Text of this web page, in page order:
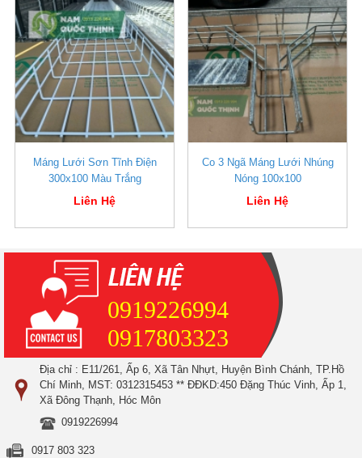
Máng Lưới Sơn Tĩnh Điện
300x100 Màu Trắng
Liên Hệ
Co 3 Ngã Máng Lưới Nhúng
Nóng 100x100
Liên Hệ
0919226994
0917803323
Địa chỉ : E11/261, Ấp 6, Xã Tân Nhựt, Huyện Bình Chánh, TP.Hồ
Chí Minh, MST: 0312315453 ** ĐĐKD:450 Đặng Thúc Vinh, Ấp 1,
Xã Đông Thạnh, Hóc Môn
0919226994
0917 803 323